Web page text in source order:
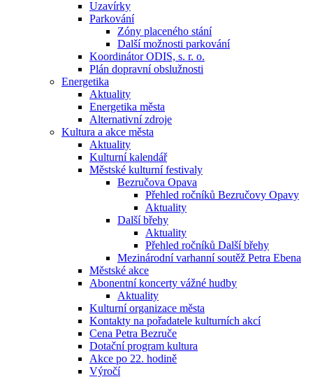
Uzavírky
Parkování
Zóny placeného stání
Další možnosti parkování
Koordinátor ODIS, s. r. o.
Plán dopravní obslužnosti
Energetika
Aktuality
Energetika města
Alternativní zdroje
Kultura a akce města
Aktuality
Kulturní kalendář
Městské kulturní festivaly
Bezručova Opava
Přehled ročníků Bezručovy Opavy
Aktuality
Další břehy
Aktuality
Přehled ročníků Další břehy
Mezinárodní varhanní soutěž Petra Ebena
Městské akce
Abonentní koncerty vážné hudby
Aktuality
Kulturní organizace města
Kontakty na pořadatele kulturních akcí
Cena Petra Bezruče
Dotační program kultura
Akce po 22. hodině
Výročí